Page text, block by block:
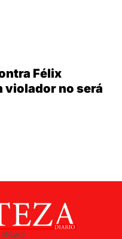
Félix
violador no será